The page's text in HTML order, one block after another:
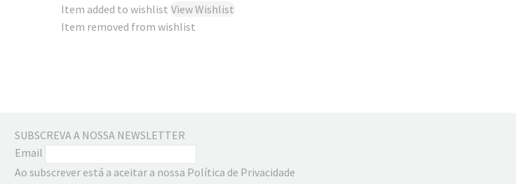
Item added to wishlist View Wishlist
Item removed from wishlist
SUBSCREVA A NOSSA NEWSLETTER
Email
Ao subscrever está a aceitar a nossa Política de Privacidade